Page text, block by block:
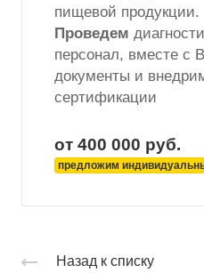
пищевой продукции.
Проведем
персонал, вместе с
документы и
сертификации
от 400 000 руб.
предложим
Назад к списку